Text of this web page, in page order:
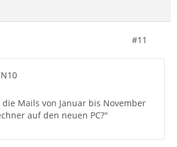
#11
Mails von Januar bis November
auf den neuen PC?"